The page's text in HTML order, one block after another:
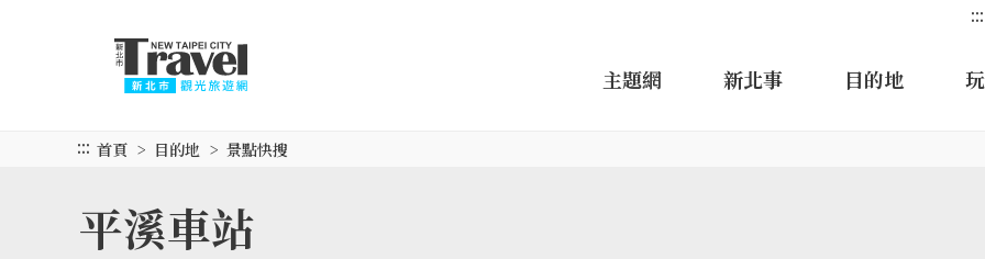
:::
主題網 新北事 目的地
::: 首頁 目的地 景點快搜
平溪車站